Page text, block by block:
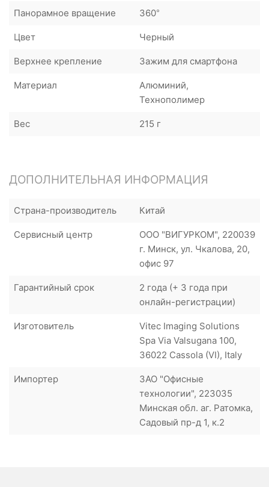
Панорамное вращение 360°
Цвет Черный
Верхнее крепление Зажим для смартфона
Материал
Алюминий,
Технополимер
Вес 215 г
ДОПОЛНИТЕЛЬНАЯ ИНФОРМАЦИЯ
Страна-производитель Китай
Сервисный центр
ООО "ВИГУРКОМ", 220039
г. Минск, ул. Чкалова, 20,
офис 97
Гарантийный срок
2 года (+ 3 года при
онлайн-регистрации)
Изготовитель
Vitec Imaging Solutions
Spa Via Valsugana 100,
36022 Cassola (VI), Italy
Импортер
ЗАО "Офисные
технологии", 223035
Минская обл. аг. Ратомка,
Садовый пр-д 1, к.2